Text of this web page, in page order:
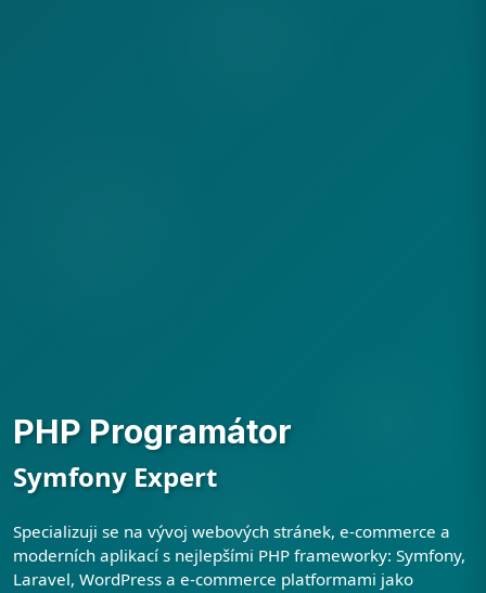
PHP Programátor
Specializuji se na vývoj webových stránek, e-commerce a
moderních aplikací s nejlepšími PHP frameworky: Symfony,
Laravel, WordPress a e-commerce platformami jako